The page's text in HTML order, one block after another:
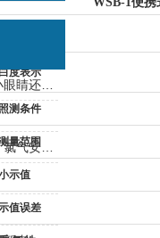
度表示
照测条件
量范围
示值
值误差